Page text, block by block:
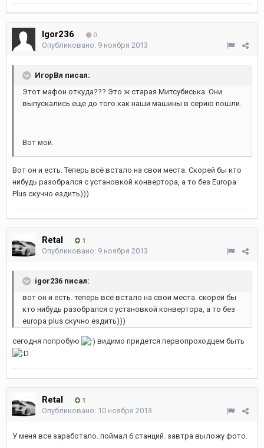
Igor236 0
Опубликовано: 9 ноября 2013
ИгорВл писал:
Этот мафон откуда??? Это ж старая Митсубиська. Они
выпускались еще до того как наши машины в серию пошли.
Вот мой.
Вот он и есть. Теперь всё встало на свои места. Скорей бы кто
нибудь разобрался с установкой конвертора, а то без Europa
Plus скучно ездить)))
Retal 1
Опубликовано: 9 ноября 2013
igor236 писал:
вот он и есть. теперь всё встало на свои места. скорей бы
кто нибудь разобрался с установкой конвертора, а то без
europa plus скучно ездить)))
сегодня попробую видимо придется первопроходцем быть
Retal 1
Опубликовано: 10 ноября 2013
У меня все заработало. поймал 6 станций. завтра выложу фото.